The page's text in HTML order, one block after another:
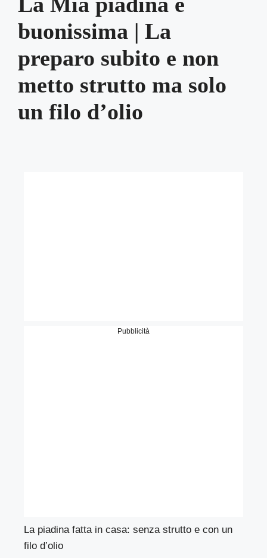
buonissima | La
preparo subito e non
metto strutto ma solo
un filo d’olio
Pubblicità
La piadina fatta in casa: senza strutto e con un
filo d’olio